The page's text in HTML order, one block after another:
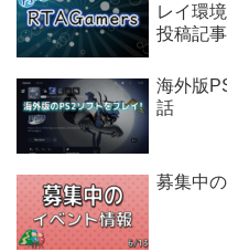
レイ環
投稿記
海外版
話
募集中